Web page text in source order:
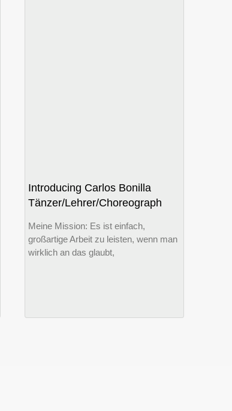
Introducing Carlos Bonilla
Tänzer/Lehrer/Choreograph
Meine Mission: Es ist einfach,
großartige Arbeit zu leisten, wenn man
wirklich an das glaubt,